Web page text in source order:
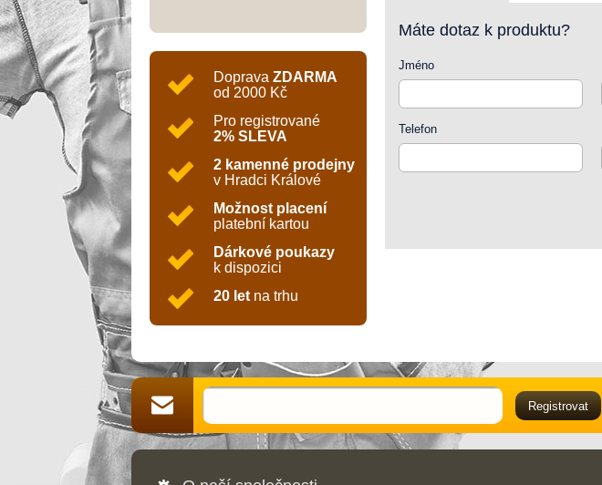
Doprava ZDARMA
od 2000 Kč
Pro registrované
2% SLEVA
2 kamenné prodejny
v Hradci Králové
Možnost placení
platební kartou
Dárkové poukazy
k dispozici
20 let na trhu
Máte dotaz k produktu?
Jméno
Telefon